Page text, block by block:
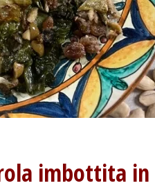
imbottita